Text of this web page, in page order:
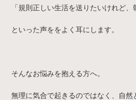
「規則正しい生活を送りたいけれど、
といった声ををよく耳にします。
そんなお悩みを抱える方へ。
無理に気合で起きるのではなく、自然